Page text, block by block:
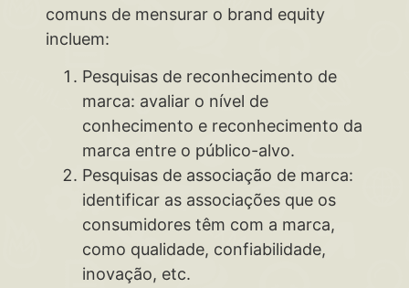
comuns de mensurar o brand equity
incluem:
Pesquisas de reconhecimento de
marca: avaliar o nível de
conhecimento e reconhecimento da
marca entre o público-alvo.
Pesquisas de associação de marca:
identificar as associações que os
consumidores têm com a marca,
como qualidade, confiabilidade,
inovação, etc.